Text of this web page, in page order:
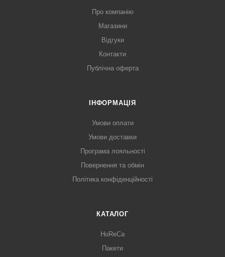
Про компанію
Магазини
Відгуки
Контакти
Публічна оферта
ІНФОРМАЦІЯ
Умови оплати
Умови доставки
Програма лояльності
Повернення та обмін
Політика конфіденційності
КАТАЛОГ
HoReCa
Пакети